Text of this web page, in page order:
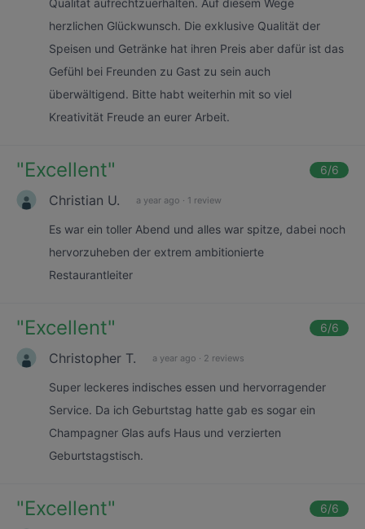
Qualität aufrechtzuerhalten. Auf diesem Wege
herzlichen Glückwunsch. Die exklusive Qualität der
Speisen und Getränke hat ihren Preis aber dafür ist das
Gefühl bei Freunden zu Gast zu sein auch
überwältigend. Bitte habt weiterhin mit so viel
Kreativität Freude an eurer Arbeit.
"Excellent" 6/6
Christian U. a year ago · 1 review
Es war ein toller Abend und alles war spitze, dabei noch
hervorzuheben der extrem ambitionierte
Restaurantleiter
"Excellent" 6/6
Christopher T. a year ago · 2 reviews
Super leckeres indisches essen und hervorragender
Service. Da ich Geburtstag hatte gab es sogar ein
Champagner Glas aufs Haus und verzierten
Geburtstagstisch.
"Excellent" 6/6